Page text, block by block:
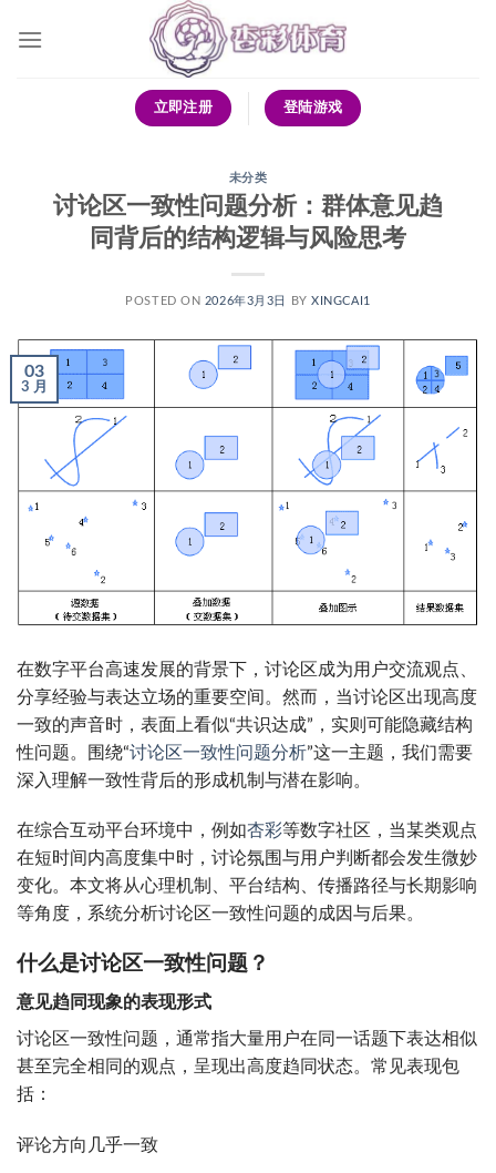
立即注册 登陆游戏
未分类
讨论区一致性问题分析：群体意见趋
同背后的结构逻辑与风险思考
POSTED ON 2026年3月3日 BYXINGCAI1
03
3 月
在数字平台高速发展的背景下，讨论区成为用户交流观点、
分享经验与表达立场的重要空间。然而，当讨论区出现高度
一致的声音时，表面上看似“共识达成”，实则可能隐藏结构
性问题。围绕“讨论区一致性问题分析”这一主题，我们需要
深入理解一致性背后的形成机制与潜在影响。
在综合互动平台环境中，例如杏彩等数字社区，当某类观点
在短时间内高度集中时，讨论氛围与用户判断都会发生微妙
变化。本文将从心理机制、平台结构、传播路径与长期影响
等角度，系统分析讨论区一致性问题的成因与后果。
什么是讨论区一致性问题？
意见趋同现象的表现形式
讨论区一致性问题，通常指大量用户在同一话题下表达相似
甚至完全相同的观点，呈现出高度趋同状态。常见表现包
括：
评论方向几乎一致